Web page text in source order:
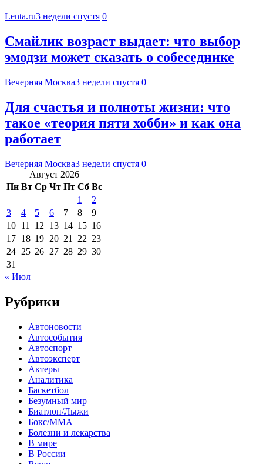
Lenta.ru3 недели спустя 0
Смайлик возраст выдает: что выбор
эмодзи может сказать о собеседнике
Вечерняя Москва3 недели спустя 0
Для счастья и полноты жизни: что
такое «теория пяти хобби» и как она
работает
Вечерняя Москва3 недели спустя 0
Август 2026
Пн Вт Ср Чт Пт Сб Вс
1
2
3
4 5 6 7 8
9
10 11 12 13 14 15 16
17 18 19 20 21 22 23
24 25 26 27 28 29 30
31
« Июл
Рубрики
Автоновости
Автособытия
Автоспорт
Автоэксперт
Актеры
Аналитика
Баскетбол
Безумный мир
Биатлон/Лыжи
Бокс/MMA
Болезни и лекарства
В мире
В России